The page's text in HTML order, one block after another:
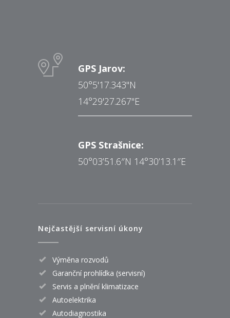
GPS Jarov:
50°5'17.343"N
14°29'27.267"E
GPS Strašnice:
50°03’51.6″N 14°30’13.1″E
Nejčastější servisní úkony
Výměna rozvodů
Garanční prohlídka (servisní)
Servis a plnění klimatizace
Autoelektrika
Autodiagnostika